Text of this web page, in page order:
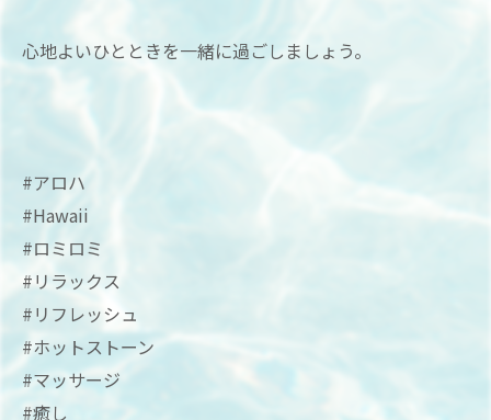
心地よいひとときを一緒に過ごしましょう。
#アロハ
#Hawaii
#ロミロミ
#リラックス
#リフレッシュ
#ホットストーン
#マッサージ
#癒し